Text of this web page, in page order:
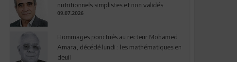
nutritionnels simplistes et non validés
09.07.2026
Hommages ponctués au recteur Mohamed
Amara, décédé lundi : les mathématiques en
deuil